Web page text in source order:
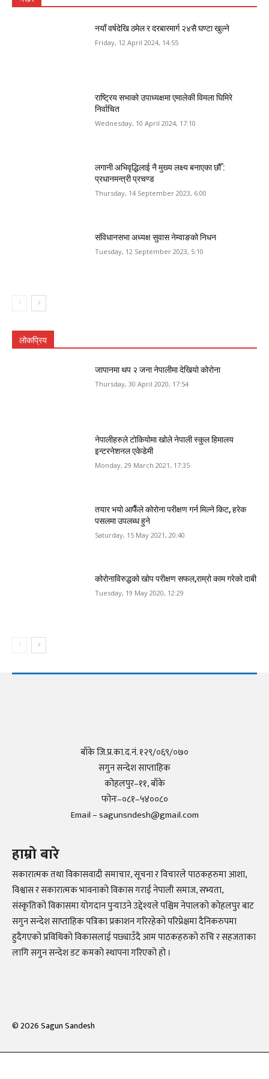
नयाँ वर्षदेखि ठमेल र दरबारमार्ग २४सै घण्टा खुल्ने
Friday, 12 April 2024, 14:55
राष्ट्रिय सभाको उपाध्यक्षमा एमालेकी विमला घिमिरे
निर्वाचित
Wednesday, 10 April 2024, 17:10
लगानी अभिवृद्धिलाई नै मुख्य लक्ष्य बनाएका छौँ :
प्रधानमन्त्री प्रचण्ड
Thursday, 14 September 2023, 6:00
संविधानसभा अध्यक्ष सुवास नेम्वाङको निधन
Tuesday, 12 September 2023, 5:10
लोकप्रिय
जापानमा थप २ जना नेपालीमा देखियो कोरोना
Thursday, 30 April 2020, 17:54
नेपालीहरुले टोकियोमा खोले नेपाली स्कुल हिमालय
इन्टरनेशनल एकेडेमी
Monday, 29 March 2021, 17:35
तयार भयो आफैँले कोरोना परीक्षण गर्न मिल्ने किट, हरेक
पसलमा उपलब्ध हुने
Saturday, 15 May 2021, 20:40
कोरोनाविरुद्धको खोप परीक्षण सफल,राम्रो काम गरेको दाबी
Tuesday, 19 May 2020, 12:29
बाँके जि.प्र.का.द.नं. १२९/०६९/०७०
सगुन सन्देश साप्ताहिक
कोहलपुर–११, बाँके
फोनः–०८१–५४००८०
Email – sagunsndesh@gmail.com
हाम्रो बारे
सकारात्मक तथा विकासवादी समाचार, सूचना र विचारले पाठकहरुमा आशा,
विश्वास र सकारात्मक भावनाको विकास गराई नेपाली समाज, सभ्यता,
संस्कृतिको विकासमा योगदान पुर्‍याउने उद्देश्यले पश्चिम नेपालको कोहलपुर बाट
सगुन सन्देश साप्ताहिक पत्रिका प्रकाशन गरिरहेको परिप्रेक्षमा दैनिकरुपमा
हुदैगएको प्रविधिको विकासलाई पछ्याउँदै आम पाठकहरुको रुचि र सहजताका
लागि सगुन सन्देश डट कमको स्थापना गरिएको हो ।
©2026Sagun Sandesh